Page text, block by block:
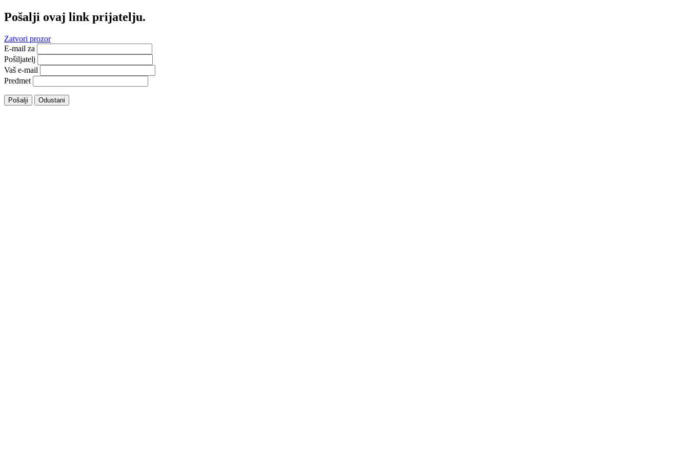
Pošalji ovaj link prijatelju.
Zatvori prozor
E-mail za
Pošiljatelj
Vaš e-mail
Predmet
Pošalji Odustani